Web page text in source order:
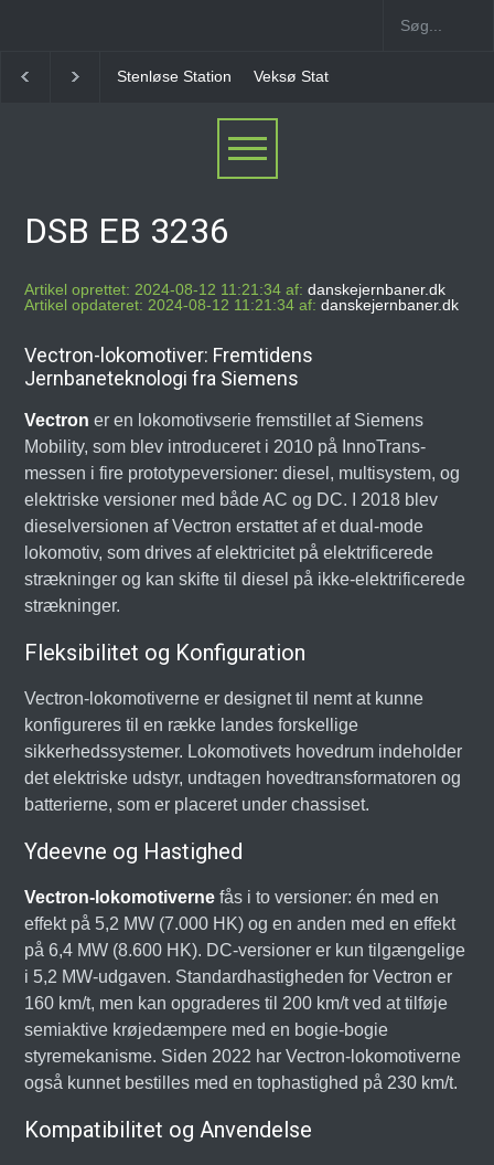
Veksø Station Måløv Station
DSB EB 3236
Artikel oprettet: 2024-08-12 11:21:34 af: danskejernbaner.dk
Artikel opdateret: 2024-08-12 11:21:34 af: danskejernbaner.dk
Vectron-lokomotiver: Fremtidens
Jernbaneteknologi fra Siemens
Vectron er en lokomotivserie fremstillet af Siemens
Mobility, som blev introduceret i 2010 på InnoTrans-
messen i fire prototypeversioner: diesel, multisystem, og
elektriske versioner med både AC og DC. I 2018 blev
dieselversionen af Vectron erstattet af et dual-mode
lokomotiv, som drives af elektricitet på elektrificerede
strækninger og kan skifte til diesel på ikke-elektrificerede
strækninger.
Fleksibilitet og Konfiguration
Vectron-lokomotiverne er designet til nemt at kunne
konfigureres til en række landes forskellige
sikkerhedssystemer. Lokomotivets hovedrum indeholder
det elektriske udstyr, undtagen hovedtransformatoren og
batterierne, som er placeret under chassiset.
Ydeevne og Hastighed
Vectron-lokomotiverne fås i to versioner: én med en
effekt på 5,2 MW (7.000 HK) og en anden med en effekt
på 6,4 MW (8.600 HK). DC-versioner er kun tilgængelige
i 5,2 MW-udgaven. Standardhastigheden for Vectron er
160 km/t, men kan opgraderes til 200 km/t ved at tilføje
semiaktive krøjedæmpere med en bogie-bogie
styremekanisme. Siden 2022 har Vectron-lokomotiverne
også kunnet bestilles med en tophastighed på 230 km/t.
Kompatibilitet og Anvendelse